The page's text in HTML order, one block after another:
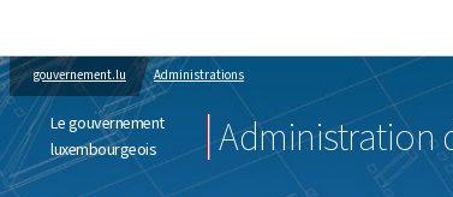
gouvernement.lu Administrations
Le gouvernement
luxembourgeois
Administration